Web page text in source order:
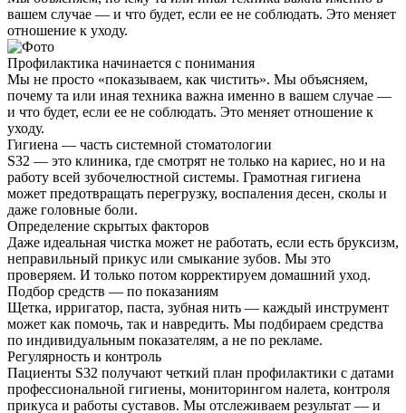
вашем случае — и что будет, если ее не соблюдать. Это меняет
отношение к уходу.
Профилактика начинается с понимания
Мы не просто «показываем, как чистить». Мы объясняем,
почему та или иная техника важна именно в вашем случае —
и что будет, если ее не соблюдать. Это меняет отношение к
уходу.
Гигиена — часть системной стоматологии
S32 — это клиника, где смотрят не только на кариес, но и на
работу всей зубочелюстной системы. Грамотная гигиена
может предотвращать перегрузку, воспаления десен, сколы и
даже головные боли.
Определение скрытых факторов
Даже идеальная чистка может не работать, если есть бруксизм,
неправильный прикус или смыкание зубов. Мы это
проверяем. И только потом корректируем домашний уход.
Подбор средств — по показаниям
Щетка, ирригатор, паста, зубная нить — каждый инструмент
может как помочь, так и навредить. Мы подбираем средства
по индивидуальным показателям, а не по рекламе.
Регулярность и контроль
Пациенты S32 получают четкий план профилактики с датами
профессиональной гигиены, мониторингом налета, контроля
прикуса и работы суставов. Мы отслеживаем результат — и